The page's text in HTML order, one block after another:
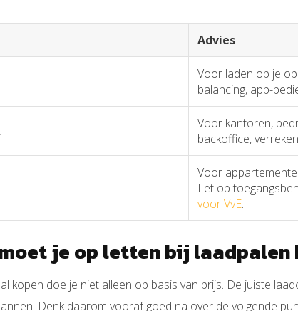
Advies
Voor laden op je
balancing, app-
Voor kantoren,
backoffice,
Voor
Let op
voor VvE.
je op letten bij laadpalen
kopen doe je niet alleen op basis van prijs. De juiste
Denk daarom vooraf goed na over de volgende